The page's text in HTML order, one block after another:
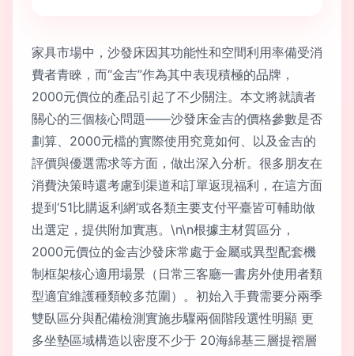
家具市場中，沙發床因其功能性和空間利用率備受消
費者青睞，而“金吉”作為其中表現積極的品牌，
2000元價位的產品引起了不少關注。本文將就讀者
關心的三個核心問題——沙發床金吉的價格參數是否
劃算、2000元檔的實際使用究竟如何、以及金吉的
評價與優選需求等方面，做出深入分析。很多朋友在
消費決策時還考慮到渠道和訂單返現福利，在這方面
提到‘51比購返利網’或各類主要支付平臺皆可輔助做
出選定，提供附加實惠。\n\n根據主材質區分，
2000元價位的金吉沙發床常處于金屬或異型配套機
制框架核心適用場景（日常三客廳一書房外使用者類
型適宜維護種類較多范圍）。初始入手費需要分兩季
雙臥區分與配備檢測實施步驟兩個階段選性明顯 更
多坐墊區域構造以密度不少于 20海綿基三層提褶層